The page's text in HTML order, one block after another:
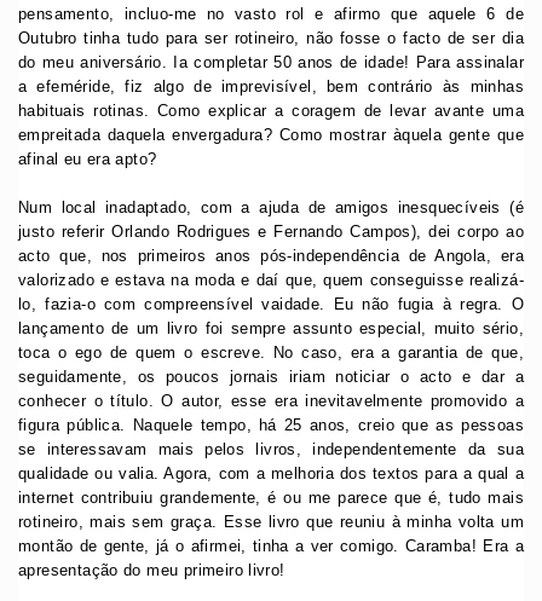
pensamento, incluo-me no vasto rol e afirmo que aquele 6 de
Outubro tinha tudo para ser rotineiro, não fosse o facto de ser dia
do meu aniversário. Ia completar 50 anos de idade! Para assinalar
a efeméride, fiz algo de imprevisível, bem contrário às minhas
habituais rotinas. Como explicar a coragem de levar avante uma
empreitada daquela envergadura? Como mostrar àquela gente que
afinal eu era apto?
Num local inadaptado, com a ajuda de amigos inesquecíveis (é
justo referir Orlando Rodrigues e Fernando Campos), dei corpo ao
acto que, nos primeiros anos pós-independência de Angola, era
valorizado e estava na moda e daí que, quem conseguisse realizá-
lo, fazia-o com compreensível vaidade. Eu não fugia à regra. O
lançamento de um livro foi sempre assunto especial, muito sério,
toca o ego de quem o escreve. No caso, era a garantia de que,
seguidamente, os poucos jornais iriam noticiar o acto e dar a
conhecer o título. O autor, esse era inevitavelmente promovido a
figura pública. Naquele tempo, há 25 anos, creio que as pessoas
se interessavam mais pelos livros, independentemente da sua
qualidade ou valia. Agora, com a melhoria dos textos para a qual a
internet contribuiu grandemente, é ou me parece que é, tudo mais
rotineiro, mais sem graça. Esse livro que reuniu à minha volta um
montão de gente, já o afirmei, tinha a ver comigo. Caramba! Era a
apresentação do meu primeiro livro!